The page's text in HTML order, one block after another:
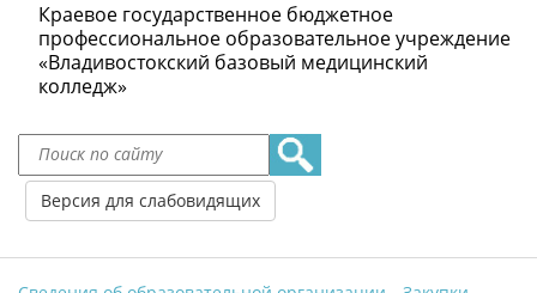
Краевое государственное бюджетное
профессиональное образовательное учреждение
«Владивостокский базовый медицинский
колледж»
Версия для слабовидящих